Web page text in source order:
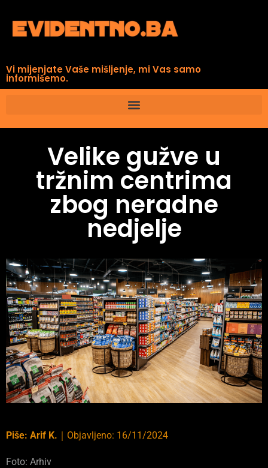
Vi mijenjate Vaše mišljenje, mi Vas samo
informišemo.
Velike gužve u
tržnim centrima
zbog neradne
nedjelje
Piše: Arif K. ｜ Objavljeno: 16/11/2024
Foto: Arhiv